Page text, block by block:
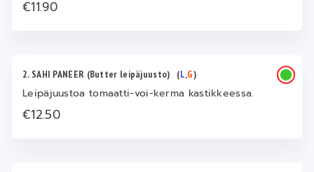
€11.90
2. SAHI PANEER (Butter leipäjuusto) (L,G)
Leipäjuustoa tomaatti-voi-kerma kastikkeessa.
€12.50